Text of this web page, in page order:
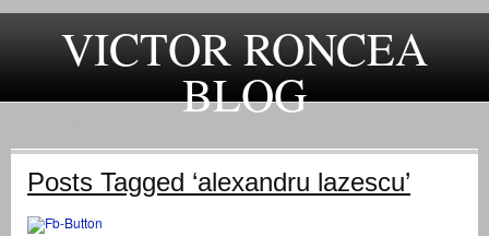
VICTOR RONCEA
BLOG
Posts Tagged ‘alexandru lazescu’